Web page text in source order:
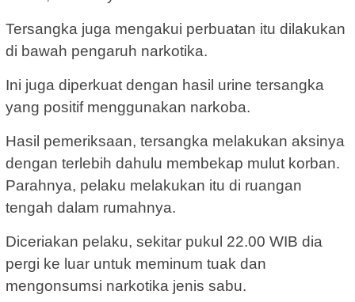
Tersangka juga mengakui perbuatan itu dilakukan
di bawah pengaruh narkotika.
Ini juga diperkuat dengan hasil urine tersangka
yang positif menggunakan narkoba.
Hasil pemeriksaan, tersangka melakukan aksinya
dengan terlebih dahulu membekap mulut korban.
Parahnya, pelaku melakukan itu di ruangan
tengah dalam rumahnya.
Diceriakan pelaku, sekitar pukul 22.00 WIB dia
pergi ke luar untuk meminum tuak dan
mengonsumsi narkotika jenis sabu.